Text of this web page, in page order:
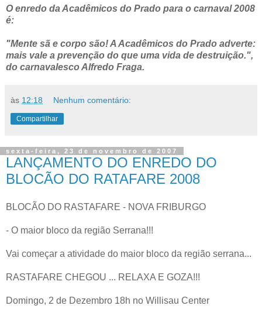
O enredo da Acadêmicos do Prado para o carnaval 2008
é:
"Mente sã e corpo são! A Acadêmicos do Prado adverte:
mais vale a prevenção do que uma vida de destruição.",
do carnavalesco Alfredo Fraga.
às 12:18 Nenhum comentário:
Compartilhar
sexta-feira, 23 de novembro de 2007
LANÇAMENTO DO ENREDO DO
BLOCÃO DO RATAFARE 2008
BLOCÃO DO RASTAFARE - NOVA FRIBURGO
- O maior bloco da região Serrana!!!
Vai começar a atividade do maior bloco da região serrana...
RASTAFARE CHEGOU ... RELAXA E GOZA!!!
Domingo, 2 de Dezembro 18h no Willisau Center